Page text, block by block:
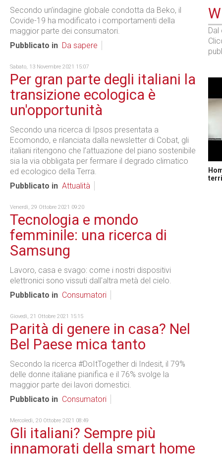
Secondo un’indagine globale condotta da Beko, il
Covide-19 ha modificato i comportamenti della
maggior parte dei consumatori.
Pubblicato in Da sapere
Sabato, 13 Novembre 2021 15:07
Per gran parte degli italiani la
transizione ecologica è
un'opportunità
Secondo una ricerca di Ipsos presentata a
Ecomondo, e rilanciata dalla newsletter di Cobat, gli
italiani ritengono che l’attuazione del piano sostenibile
sia la via obbligata per fermare il degrado climatico
ed ecologico della Terra.
Pubblicato in Attualità
Venerdì, 29 Ottobre 2021 09:20
Tecnologia e mondo
femminile: una ricerca di
Samsung
Lavoro, casa e svago: come i nostri dispositivi
elettronici sono vissuti dall'altra metà del cielo.
Pubblicato in Consumatori
Giovedì, 21 Ottobre 2021 15:15
Parità di genere in casa? Nel
Bel Paese mica tanto
Secondo la ricerca #DoItTogether di Indesit, il 79%
delle donne italiane pianifica e il 76% svolge la
maggior parte dei lavori domestici.
Pubblicato in Consumatori
Mercoledì, 20 Ottobre 2021 08:49
Gli italiani? Sempre più
innamorati della smart home